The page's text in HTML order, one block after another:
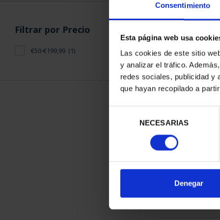
Consentimiento
Esta página web usa
Las cookies de este sitio
y analizar el tráfico.
redes sociales, publicidad y
que hayan recopilado a
consentimiento
NECESARIAS
Denegar
Filtrar por Precio
€50-€199,99 (1)
CIUDADES
ALCALÁ
ORDENAR POR: